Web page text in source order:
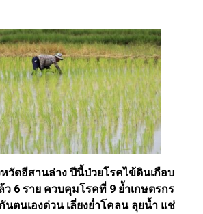
วัดอีสานล่าง ปีนี้ป่วยโรคไข้ดินเกือบ
ว 6 ราย ควบคุมโรคที่ 9 ย้ำเกษตรกร
ตนเองด่วน เลี่ยงย่ำโคลน ลุยน้ำ แช่